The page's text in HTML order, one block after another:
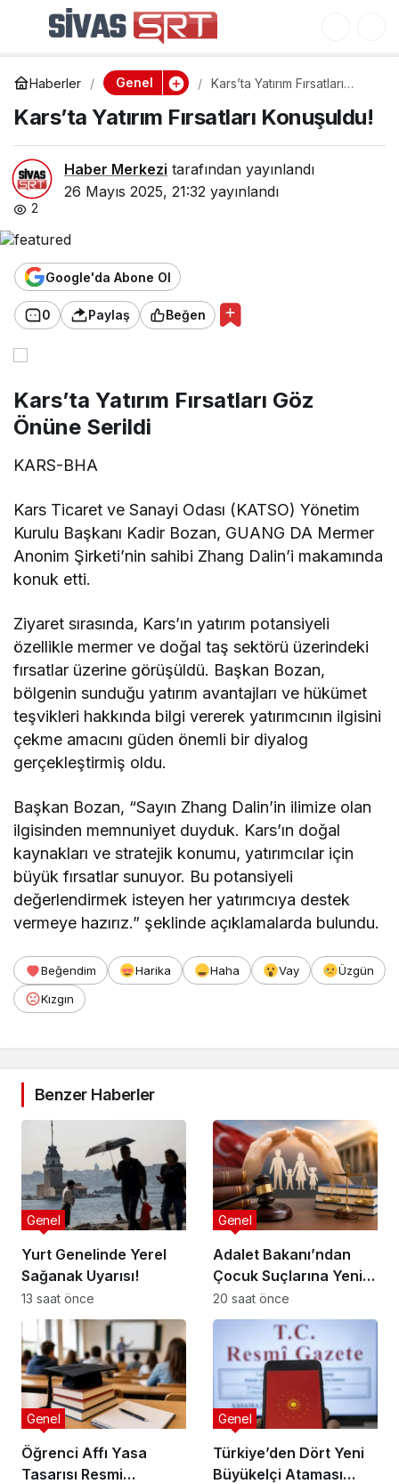
Haberler Genel
Kars’ta Yatırım Fırsatları
Kars’ta Yatırım Fırsatları Konuşuldu!
Haber Merkezi tarafından yayınlandı
26 Mayıs 2025, 21:32 yayınlandı
2
Google'da Abone Ol
0 Paylaş Beğen
Kars’ta Yatırım Fırsatları Göz
Önüne Serildi
KARS-BHA
Kars Ticaret ve Sanayi Odası (KATSO) Yönetim
Kurulu Başkanı Kadir Bozan, GUANG DA Mermer
Anonim Şirketi’nin sahibi Zhang Dalin’i makamında
konuk etti.
Ziyaret sırasında, Kars’ın yatırım potansiyeli
özellikle mermer ve doğal taş sektörü üzerindeki
fırsatlar üzerine görüşüldü. Başkan Bozan,
bölgenin sunduğu yatırım avantajları ve hükümet
teşvikleri hakkında bilgi vererek yatırımcının ilgisini
çekme amacını güden önemli bir diyalog
gerçekleştirmiş oldu.
Başkan Bozan, “Sayın Zhang Dalin’in ilimize olan
ilgisinden memnuniyet duyduk. Kars’ın doğal
kaynakları ve stratejik konumu, yatırımcılar için
büyük fırsatlar sunuyor. Bu potansiyeli
değerlendirmek isteyen her yatırımcıya destek
vermeye hazırız.” şeklinde açıklamalarda bulundu.
Beğendim Harika Haha Vay
Üzgün
Kızgın
Kars’ta Yatırım Fırsatları
Benzer Haberler
Yurt Genelinde Yerel
Sağanak Uyarısı!
Genel
13 saat önce
Adalet Bakanı’ndan
Çocuk Suçlarına Yeni
Düzenleme
Genel
20 saat önce
Öğrenci Affı Yasa
Tasarısı Resmi
Genel
Türkiye’den Dört Yeni
Büyükelçi Ataması
Genel